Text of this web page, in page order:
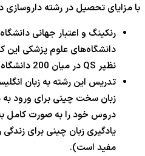
با مزایای تحصیل در رشته داروسازی
رنکینگ و اعتبار جهانی
دانشگاه‌های علوم پزشکی این
نظیر QS در میان 200 دانشگاه برتر دنیا قرار دارند.
تدریس این رشته به زبان
زبان سخت چینی برای ورود به
دروس خود را به صورت کامل به
یادگیری زبان چینی برای
مفید است).